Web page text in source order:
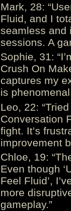
Mark, 28:
Fluid, and I
seamless and
sessions. A
Sophie, 31:
Crush On
captures my
is
Leo, 22:
Conversation
fight. It’s
improvement
Chloe, 19:
Even though
Feel Fluid’,
more
gameplay.”